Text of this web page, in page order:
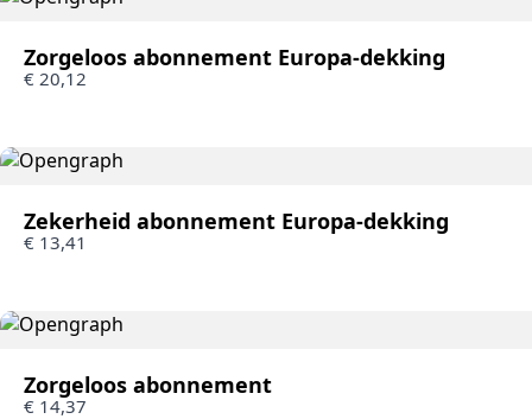
Zorgeloos abonnement Europa-dekking
€ 20,12
Zekerheid abonnement Europa-dekking
€ 13,41
Zorgeloos abonnement
€ 14,37